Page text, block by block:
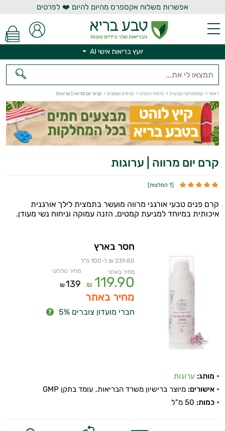
אפשרות משלוח אקספרס מהיום להיום ❤️ לפרטים
יועץ בריאות אישי AI
ראשי > קוסמטיקה טבעית > טיפוח הפנים > קרמים ושמנים > קרם יום מרווה | ערוגות
קרם יום מרווה | ערוגות
[1 המלצות ]
קרם פנים טבעי אורגני מרווה מועשר בתמצית לילך אורגנית
איכותית במיוחד למניעת קמטים, הזנה עמוקה וניחוח נשי מעודן.
חסר בארץ
239.80 ₪ ל-100 מ"ל
מחיר באתר
119.90
₪
מחיר טלפוני
139
₪
מחיר באתר
חברי מועדון צוברים 5%
מותג: ערוגות
אישורים: מיוצר ברישיון משרד הבריאות, עומד בתקן GMP
כמות: